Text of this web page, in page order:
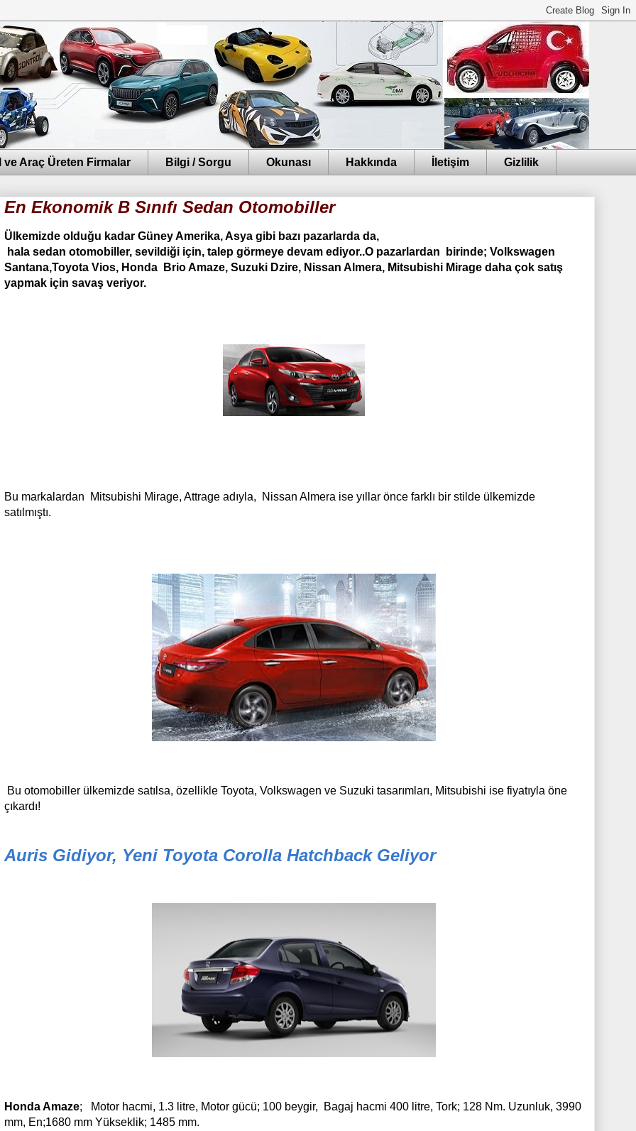
Araç Üreten Firmalar Bilgi / Sorgu Okunası Hakkında İletişim Gizlilik
En Ekonomik B Sınıfı Sedan Otomobiller
Ülkemizde olduğu kadar Güney Amerika, Asya gibi bazı pazarlarda da,
hala sedan otomobiller, sevildiği için, talep görmeye devam ediyor..O pazarlardan birinde; Volkswagen
Santana,Toyota Vios, Honda Brio Amaze, Suzuki Dzire, Nissan Almera, Mitsubishi Mirage daha çok satış
yapmak için savaş veriyor.
Bu markalardan Mitsubishi Mirage, Attrage adıyla, Nissan Almera ise yıllar önce farklı bir stilde ülkemizde
satılmıştı.
Bu otomobiller ülkemizde satılsa, özellikle Toyota, Volkswagen ve Suzuki tasarımları, Mitsubishi ise fiyatıyla öne
çıkardı!
Auris Gidiyor, Yeni Toyota Corolla Hatchback Geliyor
Honda Amaze; Motor hacmi, 1.3 litre, Motor gücü; 100 beygir, Bagaj hacmi 400 litre, Tork; 128 Nm. Uzunluk, 3990
mm, En;1680 mm Yükseklik; 1485 mm.